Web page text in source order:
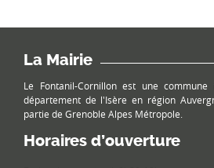
La Mairie
Le Fontanil-Cornillon est une
département de l'Isère en région
partie de Grenoble Alpes Métropole.
Horaires d’ouverture